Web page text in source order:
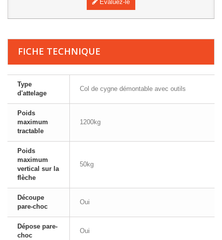
Evaluez-le
FICHE TECHNIQUE
Type
d'attelage
Col de cygne démontable avec outils
Poids
maximum
tractable
1200kg
Poids
maximum
vertical sur la
flèche
50kg
Découpe
pare-choc
Oui
Dépose pare-
choc
Oui